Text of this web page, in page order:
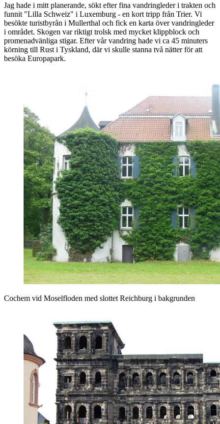
Jag hade i mitt planerande, sökt efter fina vandringleder i trakten och
funnit "Lilla Schweiz" i Luxemburg - en kort tripp från Trier. Vi
besökte turistbyrån i Mullerthal och fick en karta över vandringleder
i området. Skogen var riktigt trolsk med mycket klippblock och
promenadvänliga stigar. Efter vår vandring hade vi ca 45 minuters
körning till Rust i Tyskland, där vi skulle stanna två nätter för att
besöka Europapark.
Cochem vid Moselfloden med slottet Reichburg i bakgrunden